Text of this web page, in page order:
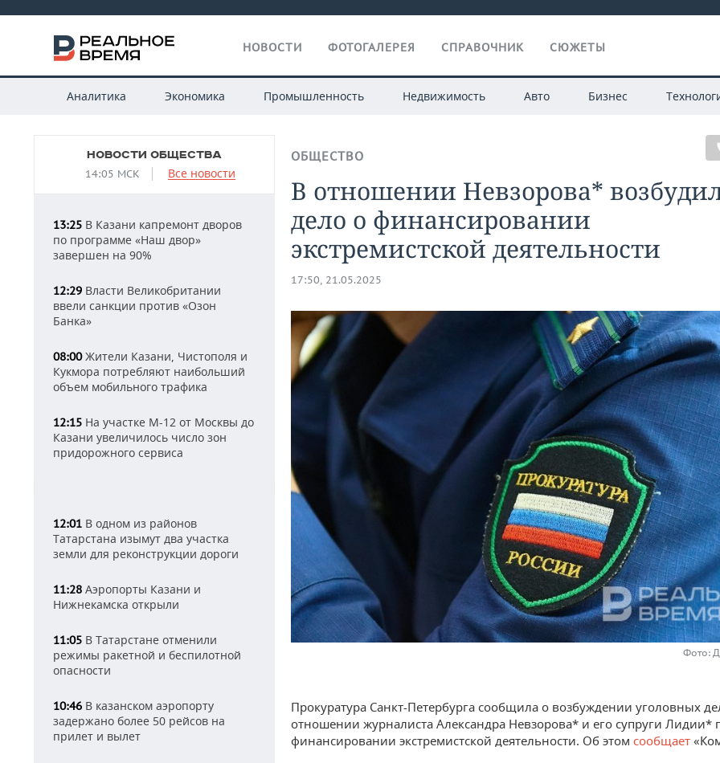
НОВОСТИ ФОТОГАЛЕРЕЯ СПРАВОЧНИК СЮЖЕТЫ
Аналитика Экономика Промышленность Недвижимость Авто Бизнес
НОВОСТИ ОБЩЕСТВА
14:05 МСК Все новости
13:25 В Казани капремонт дворов
по программе «Наш двор»
завершен на 90%
12:29 Власти Великобритании
ввели санкции против «Озон
Банка»
08:00Жители Казани, Чистополя и
Кукмора потребляют наибольший
объем мобильного трафика
12:15 На участке М-12 от Москвы до
Казани увеличилось число зон
придорожного сервиса
12:01 В одном из районов
Татарстана изымут два участка
земли для реконструкции дороги
11:28 Аэропорты Казани и
Нижнекамска открыли
11:05 В Татарстане отменили
режимы ракетной и беспилотной
опасности
10:46 В казанском аэропорту
задержано более 50 рейсов на
прилет и вылет
ОБЩЕСТВО
В отношении Невзорова*
дело о финансировании
экстремистской деятельности
17:50, 21.05.2025
Фото:
Прокуратура Санкт-Петербурга сообщила о возбуждении уголовных
отношении журналиста Александра Невзорова* и его супруги Лидии*
финансировании экстремистской деятельности. Об этом сообщает